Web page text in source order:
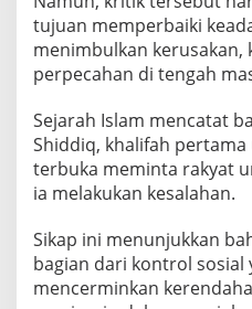
tujuan memperbaiki
menimbulkan kerusakan,
perpecahan di tengah
Sejarah Islam mencatat
Shiddiq, khalifah pertama
terbuka meminta rakyat
ia melakukan kesalahan.
Sikap ini menunjukkan
bagian dari kontrol sosial
mencerminkan